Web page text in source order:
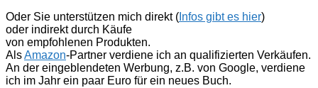
Oder Sie unterstützen mich direkt ( Infos gibt es hier)
oder indirekt durch Käufe
von empfohlenen Produkten.
AlsAmazon-Partner verdiene ich an qualifizierten Verkäufen.
An der eingeblendeten Werbung, z.B. von Google, verdiene
ich im Jahr ein paar Euro für ein neues Buch.